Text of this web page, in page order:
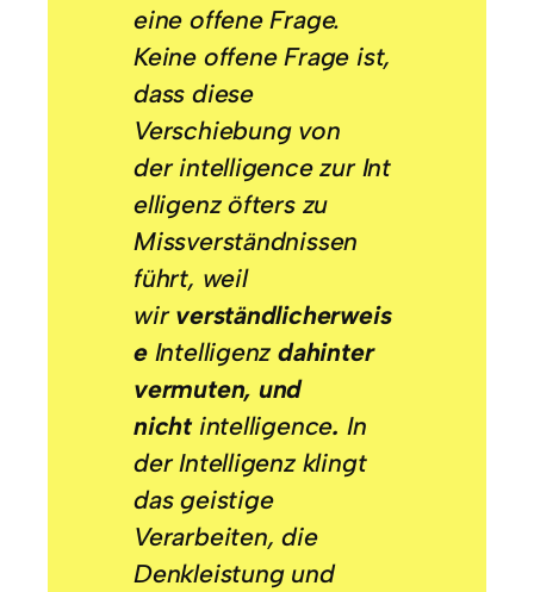
eine offene Frage.
Keine offene Frage ist,
dass diese
Verschiebung von
derintelligencezur Int
elligenzöfters zu
Missverständnissen
führt, weil
wir verständlicherweis
e Intelligenz dahinter
vermuten, und
nicht intelligence. In
derIntelligenz klingt
das geistige
Verarbeiten, die
Denkleistung und